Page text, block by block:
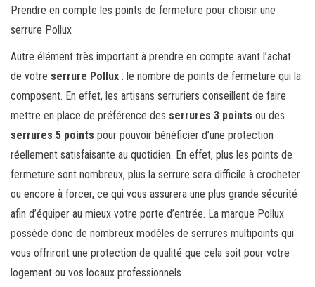
Prendre en compte les points de fermeture pour choisir une
serrure Pollux
Autre élément très important à prendre en compte avant l’achat
de votre serrure Pollux : le nombre de points de fermeture qui la
composent. En effet, les artisans serruriers conseillent de faire
mettre en place de préférence des serrures 3 points ou des
serrures 5 points pour pouvoir bénéficier d’une protection
réellement satisfaisante au quotidien. En effet, plus les points de
fermeture sont nombreux, plus la serrure sera difficile à crocheter
ou encore à forcer, ce qui vous assurera une plus grande sécurité
afin d’équiper au mieux votre porte d’entrée. La marque Pollux
possède donc de nombreux modèles de serrures multipoints qui
vous offriront une protection de qualité que cela soit pour votre
logement ou vos locaux professionnels.